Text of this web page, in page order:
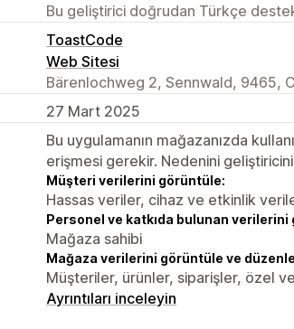
Bu geliştirici doğrudan Türkçe
ToastCode
Web Sitesi
Bärenlochweg 2, Sennwald, 9465,
27 Mart 2025
Bu uygulamanın mağazanızda
erişmesi gerekir. Nedenini
Müşteri verilerini görüntüle:
Hassas veriler, cihaz ve etkinlik
Personel ve katkıda bulunan verilerini
Mağaza sahibi
Mağaza verilerini görüntüle ve
Müşteriler, ürünler, siparişler, özel
Ayrıntıları inceleyin